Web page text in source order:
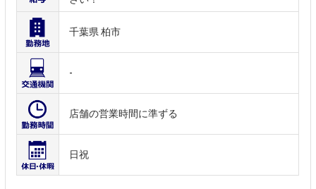
千葉県 柏市
-
店舗の営業時間に準ずる
日祝